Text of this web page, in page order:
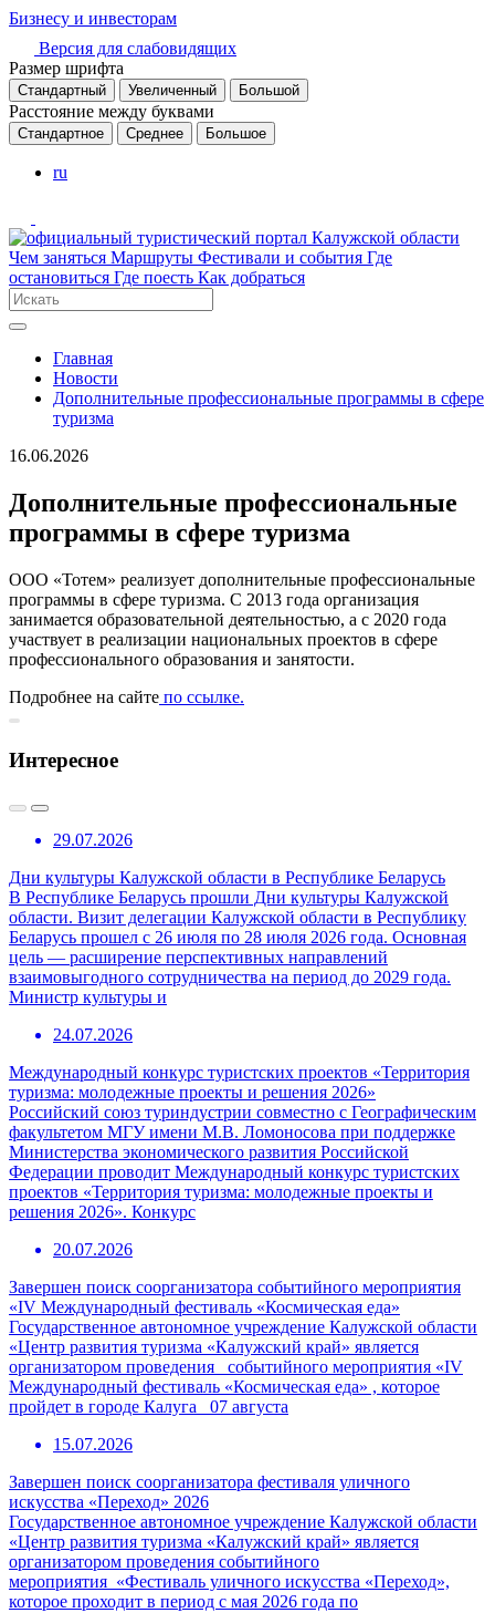
Бизнесу и инвесторам
Версия для слабовидящих
Размер шрифта
Стандартный Увеличенный Большой
Расстояние между буквами
Стандартное Среднее Большое
ru
Чем заняться Маршруты Фестивали и события Где
остановиться Где поесть Как добраться
Главная
Новости
Дополнительные профессиональные программы в сфере
туризма
16.06.2026
Дополнительные профессиональные
программы в сфере туризма
ООО «Тотем» реализует дополнительные профессиональные
программы в сфере туризма. С 2013 года организация
занимается образовательной деятельностью, а с 2020 года
участвует в реализации национальных проектов в сфере
профессионального образования и занятости.
Подробнее на сайте по ссылке.
Интересное
29.07.2026
Дни культуры Калужской области в Республике Беларусь
В Республике Беларусь прошли Дни культуры Калужской
области. Визит делегации Калужской области в Республику
Беларусь прошел с 26 июля по 28 июля 2026 года. Основная
цель — расширение перспективных направлений
взаимовыгодного сотрудничества на период до 2029 года.
Министр культуры и
24.07.2026
Международный конкурс туристских проектов «Территория
туризма: молодежные проекты и решения 2026»
Российский союз туриндустрии совместно с Географическим
факультетом МГУ имени М.В. Ломоносова при поддержке
Министерства экономического развития Российской
Федерации проводит Международный конкурс туристских
проектов «Территория туризма: молодежные проекты и
решения 2026». Конкурс
20.07.2026
Завершен поиск соорганизатора событийного мероприятия
«IV Международный фестиваль «Космическая еда»
Государственное автономное учреждение Калужской области
«Центр развития туризма «Калужский край» является
организатором проведения событийного мероприятия «IV
Международный фестиваль «Космическая еда» , которое
пройдет в городе Калуга 07 августа
15.07.2026
Завершен поиск соорганизатора фестиваля уличного
искусства «Переход» 2026
Государственное автономное учреждение Калужской области
«Центр развития туризма «Калужский край» является
организатором проведения событийного
мероприятия «Фестиваль уличного искусства «Переход»,
которое проходит в период с мая 2026 года по